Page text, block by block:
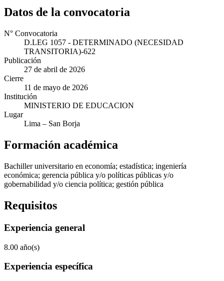
Datos de la convocatoria
N° Convocatoria
D.LEG 1057 - DETERMINADO (NECESIDAD
TRANSITORIA)-622
Publicación
27 de abril de 2026
Cierre
11 de mayo de 2026
Institución
MINISTERIO DE EDUCACION
Lugar
Lima – San Borja
Formación académica
Bachiller universitario en economía; estadística; ingeniería
económica; gerencia pública y/o políticas públicas y/o
gobernabilidad y/o ciencia política; gestión pública
Requisitos
Experiencia general
8.00 año(s)
Experiencia específica